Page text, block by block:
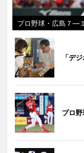
プロ野球・広島７―
「デ
プロ